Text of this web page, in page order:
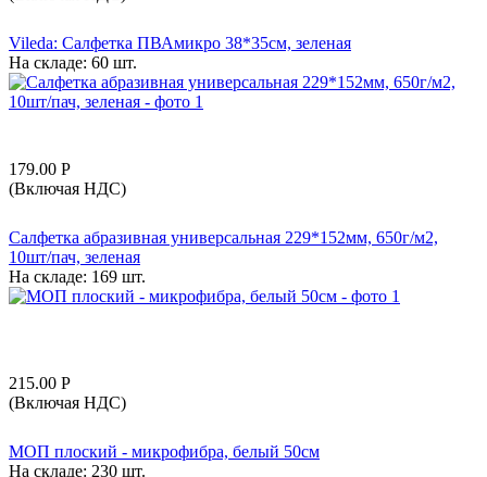
Vileda: Салфетка ПВАмикро 38*35см, зеленая
На складе: 60 шт.
179.00 Р
(Включая НДС)
Салфетка абразивная универсальная 229*152мм, 650г/м2,
10шт/пач, зеленая
На складе: 169 шт.
215.00 Р
(Включая НДС)
МОП плоский - микрофибра, белый 50см
На складе: 230 шт.